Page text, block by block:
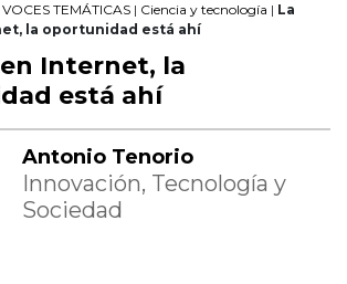
VOCES TEMÁTICAS | Ciencia y tecnología | La
la oportunidad está ahí
Internet, la
está ahí
Antonio Tenorio
Innovación, Tecnología y
Sociedad